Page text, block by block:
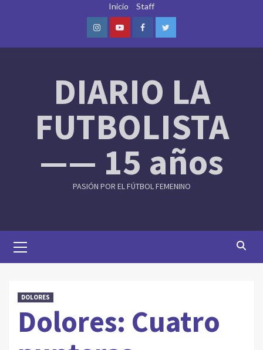
Inicio Staff
InstagramYoutubeFacebookTwitter
DIARIO LA
FUTBOLISTA
—— 15 años
PASIÓN POR EL FÚTBOL FEMENINO
Menu
DOLORES
Dolores: Cuatro